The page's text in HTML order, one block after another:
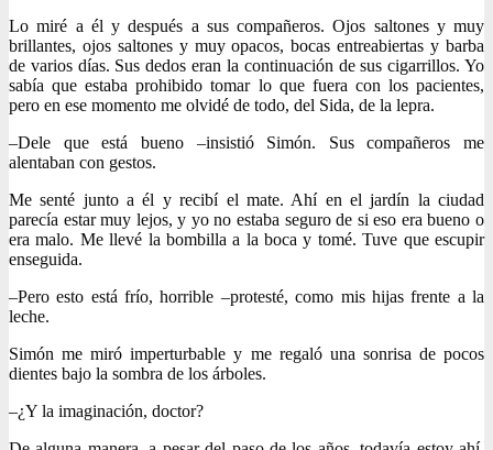
Lo miré a él y después a sus compañeros. Ojos saltones y muy
brillantes, ojos saltones y muy opacos, bocas entreabiertas y barba
de varios días. Sus dedos eran la continuación de sus cigarrillos. Yo
sabía que estaba prohibido tomar lo que fuera con los pacientes,
pero en ese momento me olvidé de todo, del Sida, de la lepra.
–Dele que está bueno –insistió Simón. Sus compañeros me
alentaban con gestos.
Me senté junto a él y recibí el mate. Ahí en el jardín la ciudad
parecía estar muy lejos, y yo no estaba seguro de si eso era bueno o
era malo. Me llevé la bombilla a la boca y tomé. Tuve que escupir
enseguida.
–Pero esto está frío, horrible –protesté, como mis hijas frente a la
leche.
Simón me miró imperturbable y me regaló una sonrisa de pocos
dientes bajo la sombra de los árboles.
–¿Y la imaginación, doctor?